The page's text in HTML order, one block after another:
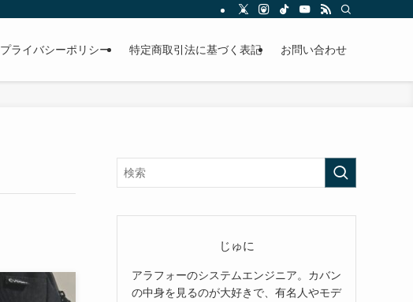
プライバシーポリシー 特定商取引法に基づく表記 お問い合わせ
じゅに
アラフォーのシステムエンジニア。カバン
の中身を見るのが大好きで、有名人やモデ